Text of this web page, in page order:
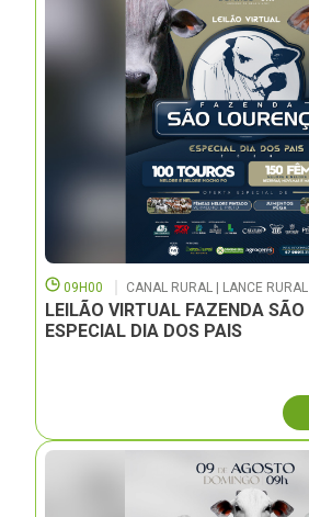
09H00 CANAL RURAL | LANCE RURAL
LEILÃO VIRTUAL FAZENDA SÃO
ESPECIAL DIA DOS PAIS